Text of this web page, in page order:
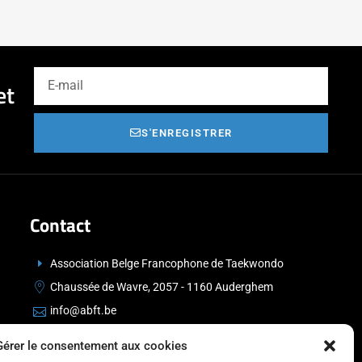
le consentement aux cookies
S'ENREGISTRER
Contact
Association Belge Francophone de Taekwondo
Chaussée de Wavre, 2057 - 1160 Auderghem
info@abft.be